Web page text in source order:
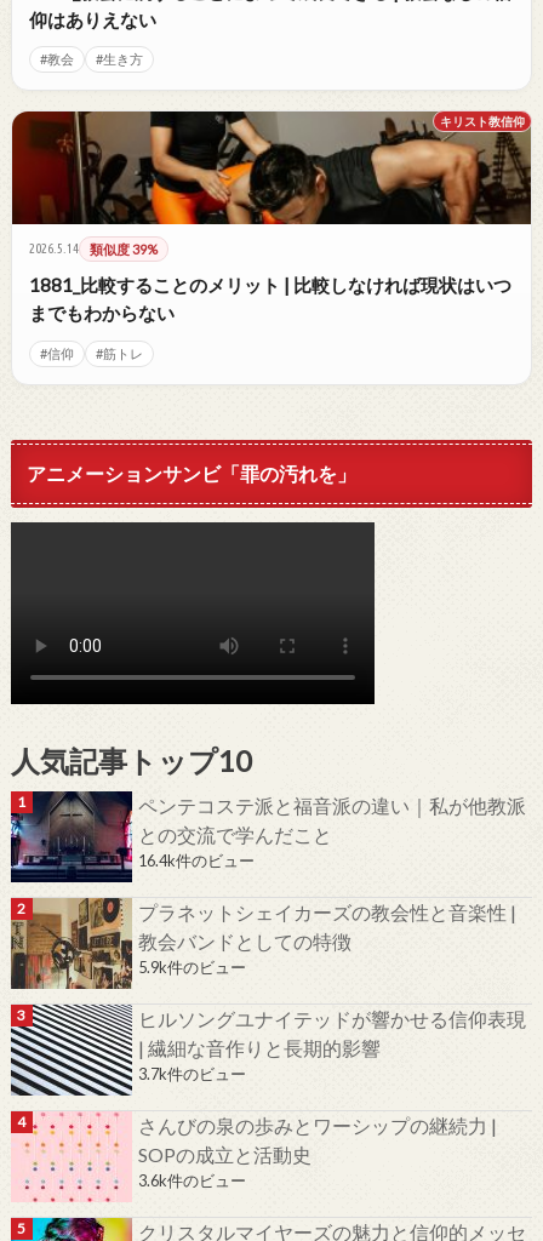
仰はありえない
#教会 #生き方
キリスト教信仰
2026.5.14 類似度 39%
1881_比較することのメリット | 比較しなければ現状はいつ
までもわからない
#信仰 #筋トレ
アニメーションサンビ「罪の汚れを」
人気記事トップ10
ペンテコステ派と福音派の違い｜私が他教派
との交流で学んだこと
16.4k件のビュー
プラネットシェイカーズの教会性と音楽性 |
教会バンドとしての特徴
5.9k件のビュー
ヒルソングユナイテッドが響かせる信仰表現
| 繊細な音作りと長期的影響
3.7k件のビュー
さんびの泉の歩みとワーシップの継続力 |
SOPの成立と活動史
3.6k件のビュー
クリスタルマイヤーズの魅力と信仰的メッセ